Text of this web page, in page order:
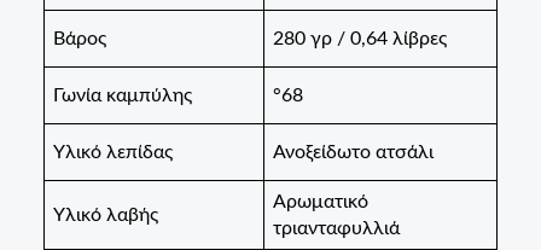
Βάρος 280 γρ / 0,64 λίβρες
Γωνία καμπύλης °68
Υλικό λεπίδας Ανοξείδωτο ατσάλι
Υλικό λαβής
Αρωματικό
τριανταφυλλιά